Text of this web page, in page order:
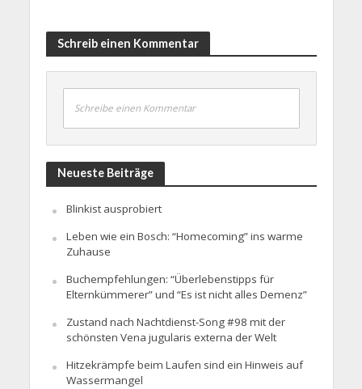
Schreib einen Kommentar
Schreibe einen Kommentar
Neueste Beiträge
Blinkist ausprobiert
Leben wie ein Bosch: “Homecoming” ins warme
Zuhause
Buchempfehlungen: “Überlebenstipps für
Elternkümmerer” und “Es ist nicht alles Demenz”
Zustand nach Nachtdienst-Song #98 mit der
schönsten Vena jugularis externa der Welt
Hitzekrämpfe beim Laufen sind ein Hinweis auf
Wassermangel